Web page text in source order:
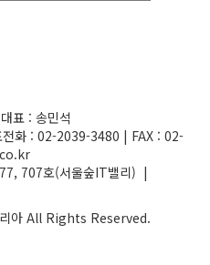
표 : 송민석
화 : 02-2039-3480 | FAX : 02-
707호(서울숲IT밸리) |
아 All Rights Reserved.